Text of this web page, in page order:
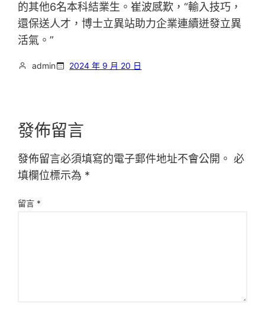
的其他6名本科結業生。崔波感歎，“輸入技巧，
還保送人才，博士立異站助力企業連續迸發立異
活氣。”
admin 2024 年 9 月 20 日
發佈留言
發佈留言必須填寫的電子郵件地址不會公開。 必
填欄位標示為 *
留言 *